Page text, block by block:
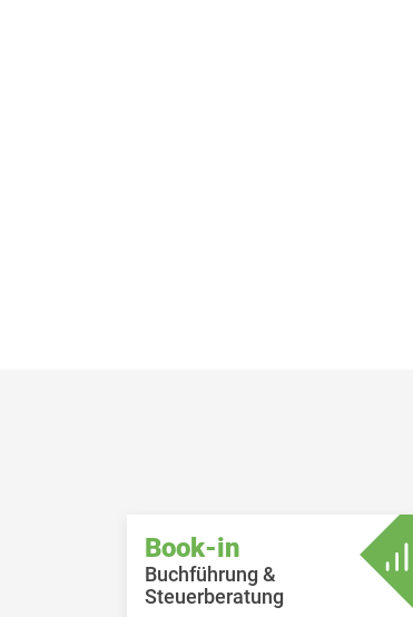
Book-in
Buchführung &
Steuerberatung